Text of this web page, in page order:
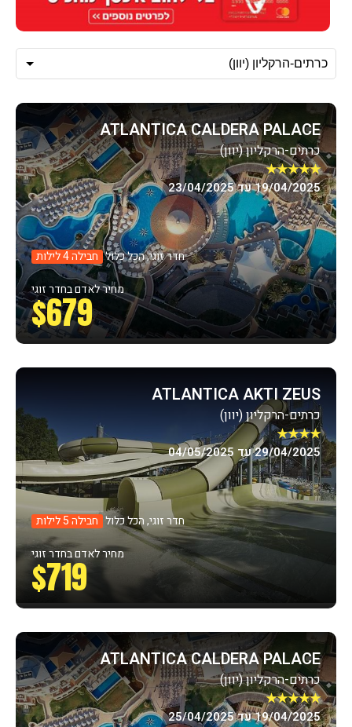
ATLANTICA CALDERA PALACE
כרתים-הרקליון (יוון)
★★★★★
19/04/2025 עד 23/04/2025
חדר זוגי, הכל כלול חבילה 4 לילות
מחיר לאדם בחדר זוגי
$679
ATLANTICA CALDERA PALACE
כרתים-הרקליון (יוון)
★★★★★
19/04/2025 עד 25/04/2025
ATLANTICA AKTI ZEUS
כרתים-הרקליון (יוון)
★★★★
29/04/2025 עד 04/05/2025
חדר זוגי, הכל כלול חבילה 5 לילות
מחיר לאדם בחדר זוגי
$719